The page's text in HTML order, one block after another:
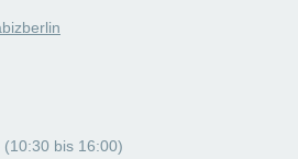
(10:30 bis 16:00)